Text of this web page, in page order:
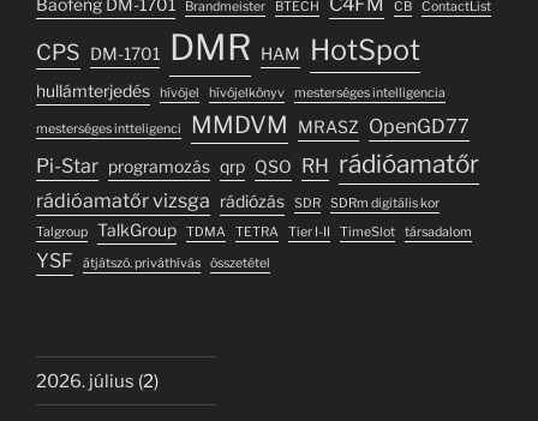
Baofeng DM-1701 Brandmeister BTECH CB ContactList
CPS DM-1701 DMR HAM HotSpot
hullámterjedés hívójel hívójelkönyv mesterséges intelligencia
mesterséges intteligenci MMDVM MRASZ
OpenGD77
Pi-Star programozás qrp QSO RH rádióamatőr
rádióamatőr vizsga rádiózás SDR
SDRm digitális kor
Talgroup
TalkGroup TDMA TETRA Tier I-II TimeSlot társadalom
YSF átjátszó. priváthívás összetétel
2026. július (2)